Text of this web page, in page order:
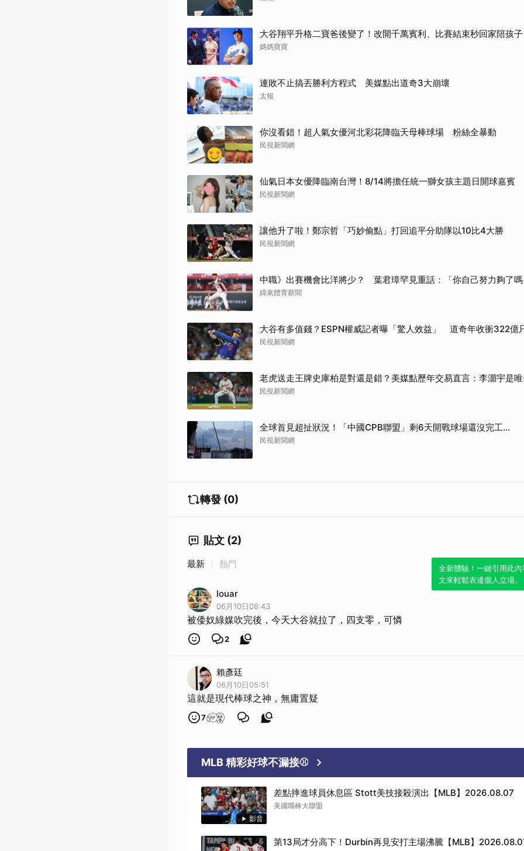
大谷翔平升格二寶爸後變了！改開千萬賓利、比賽結束秒回家陪孩
媽媽寶寶
連敗不止搞丟勝利方程式 美媒點出道奇3大崩壞
太報
你沒看錯！超人氣女優河北彩花降臨天母棒球場 粉絲全暴動
民視新聞網
仙氣日本女優降臨南台灣！8/14將擔任統一獅女孩主題日開球嘉賓
民視新聞網
讓他升了啦！鄭宗哲「巧妙偷點」打回追平分助隊以10比4大勝
民視新聞網
中職》出賽機會比洋將少？ 葉君璋罕見重話：「你自己努力夠了
緯來體育新聞
大谷有多值錢？ESPN權威記者曝「驚人效益」 道奇年收衝322億
民視新聞網
老虎送走王牌史庫柏是對還是錯？美媒點歷年交易直言：李灝宇是
民視新聞網
全球首見超扯狀況！「中國CPB聯盟」剩6天開戰球場還沒完工...
民視新聞網
轉發 (0)
貼文 (2)
全新體驗！一鍵引用此
文來輕鬆表達個人立場。
最新 熱門
louar
06月10日08:43
被倭奴綠媒吹完後，今天大谷就拉了，四支零，可憐
2
賴彥廷
06月10日05:51
這就是現代棒球之神，無庸置疑
7
MLB 精彩好球不漏接⚾
影音
差點摔進球員休息區 Stott美技接殺演出【MLB】2026.08.07
美國職棒大聯盟
第13局才分高下！Durbin再見安打主場沸騰【MLB】